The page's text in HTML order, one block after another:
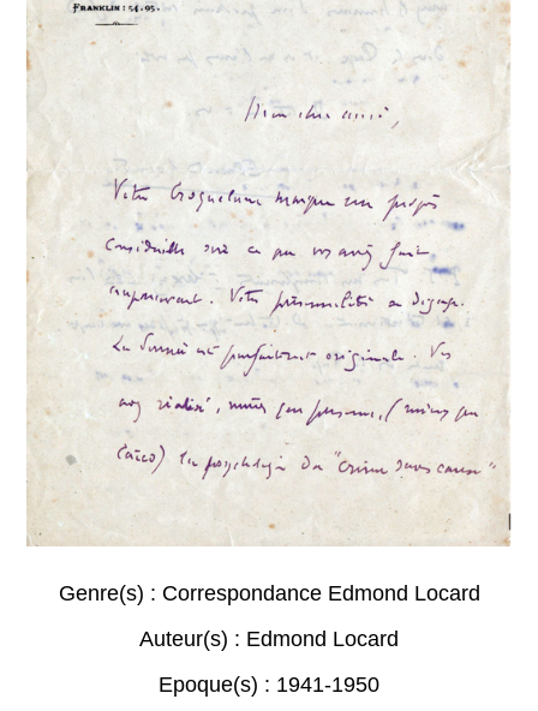
Genre(s) : Correspondance Edmond Locard
Auteur(s) : Edmond Locard
Epoque(s) : 1941-1950